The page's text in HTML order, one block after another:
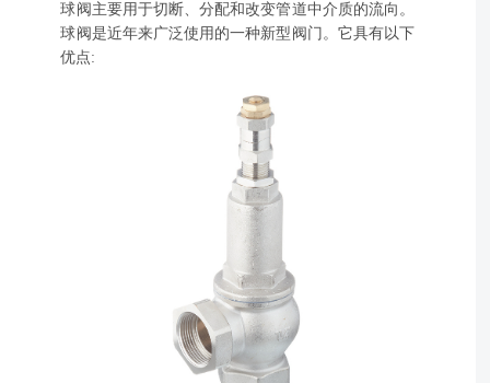
球阀主要用于切断、分配和改变管道中介质的流向。
球阀是近年来广泛使用的一种新型阀门。它具有以下
优点: